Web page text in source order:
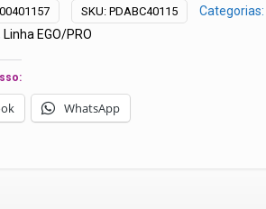
SKU: PDABC40115 Categorias:
Linha EGO/PRO
WhatsApp